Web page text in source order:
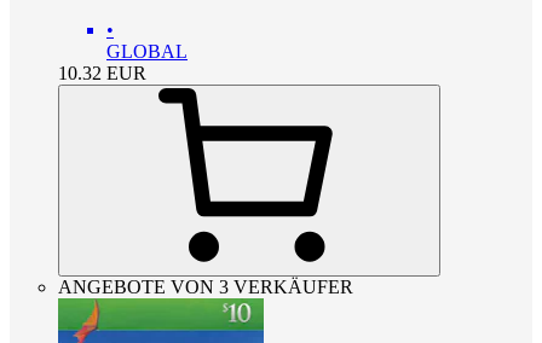
•
GLOBAL
10.32 EUR
ANGEBOTE VON 3 VERKÄUFER